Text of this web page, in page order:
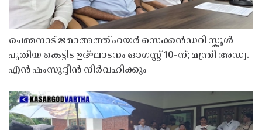
ചെമ്മനാട് ജമാഅത്ത് ഹയർ സെക്കൻഡറി സ്കൂൾ
പുതിയ കെട്ടിട ഉദ്ഘാടനം ഓഗസ്റ്റ് 10-ന്; മന്ത്രി അഡ്വ.
എൻ ഷംസുദ്ദീൻ നിർവഹിക്കും